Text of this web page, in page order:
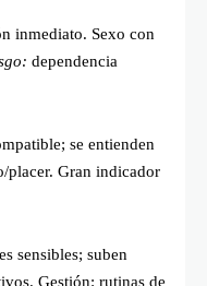
inmediato. Sexo con
dependencia
se entienden
placer. Gran indicador
sensibles; suben
Gestión: rutinas de